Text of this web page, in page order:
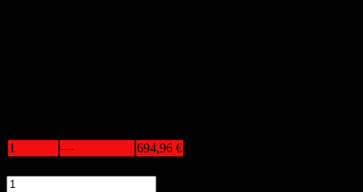
1
— 694,96 €
Laser